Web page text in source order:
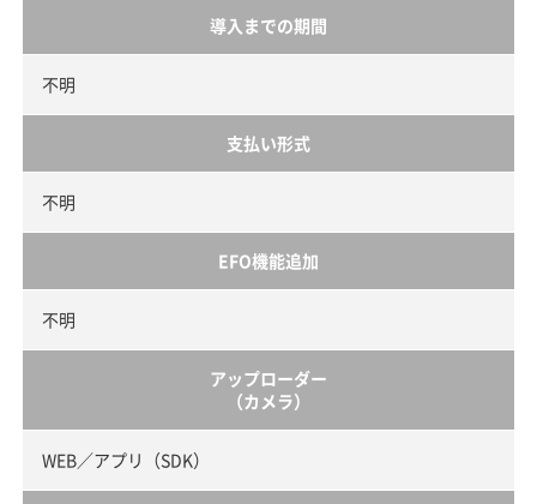
導入までの期間
不明
支払い形式
不明
EFO機能追加
不明
アップローダー
（カメラ）
WEB／アプリ（SDK）